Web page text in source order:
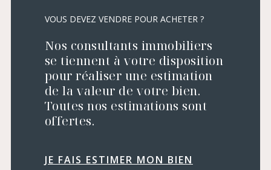
VOUS DEVEZ VENDRE POUR ACHETER ?
Nos consultants immobiliers
se tiennent à votre disposition
pour réaliser une estimation
de la valeur de votre bien.
Toutes nos estimations sont
offertes.
JE FAIS ESTIMER MON BIEN